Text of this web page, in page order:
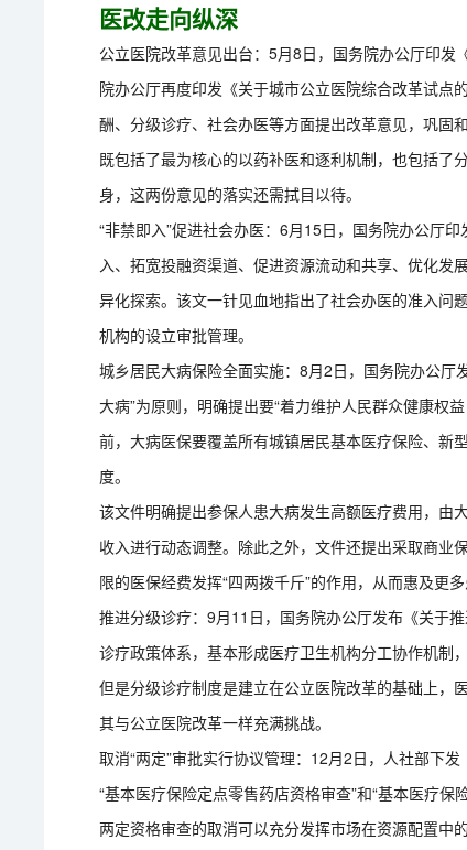
医改走向纵深
公立医院改革意见出台：5月8日，国务院办公厅印
院办公厅再度印发《关于城市公立医院综合改革试点
酬、分级诊疗、社会办医等方面提出改革意见，巩固
既包括了最为核心的以药补医和逐利机制，也包括了
身，这两份意见的落实还需拭目以待。
“非禁即入”促进社会办医：6月15日，国务院办公厅
入、拓宽投融资渠道、促进资源流动和共享、优化
异化探索。该文一针见血地指出了社会办医的准入问
机构的设立审批管理。
城乡居民大病保险全面实施：8月2日，国务院办公厅
大病”为原则，明确提出要“着力维护人民群众健康权
前，大病医保要覆盖所有城镇居民基本医疗保险、新
度。
该文件明确提出参保人患大病发生高额医疗费用，由
收入进行动态调整。除此之外，文件还提出采取商业
限的医保经费发挥“四两拨千斤”的作用，从而惠及更多
推进分级诊疗：9月11日，国务院办公厅发布《关于
诊疗政策体系，基本形成医疗卫生机构分工协作机制
但是分级诊疗制度是建立在公立医院改革的基础上，
其与公立医院改革一样充满挑战。
取消“两定”审批实行协议管理：12月2日，人社部下
“基本医疗保险定点零售药店资格审查”和“基本医疗保
两定资格审查的取消可以充分发挥市场在资源配置中